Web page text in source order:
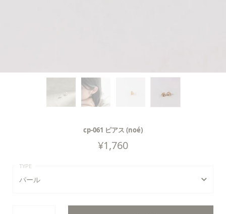
cp-061 ピアス (noé)
¥1,760
パール